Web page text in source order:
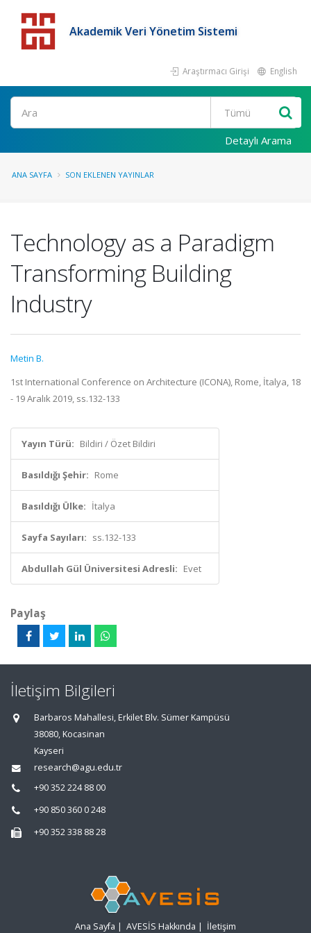
Akademik Veri Yönetim Sistemi
Araştırmacı Girişi English
Detaylı Arama
ANA SAYFA SON EKLENEN YAYINLAR
Technology as a Paradigm
Transforming Building
Industry
Metin B.
1st International Conference on Architecture (ICONA), Rome, İtalya, 18
- 19 Aralık 2019, ss.132-133
Yayın Türü: Bildiri / Özet Bildiri
Basıldığı Şehir: Rome
Basıldığı Ülke: İtalya
Sayfa Sayıları: ss.132-133
Abdullah Gül Üniversitesi Adresli: Evet
Paylaş
İletişim Bilgileri
Barbaros Mahallesi, Erkilet Blv. Sümer Kampüsü
38080, Kocasinan
Kayseri
research@agu.edu.tr
+90 352 224 88 00
+90 850 360 0 248
+90 352 338 88 28
Ana Sayfa | AVESİS Hakkında | İletişim